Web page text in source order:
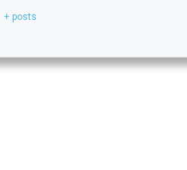
+ posts